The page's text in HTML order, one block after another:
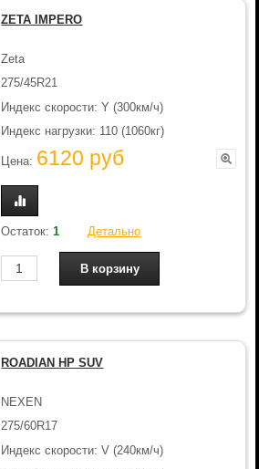
ZETA IMPERO
Zeta
275/45R21
Индекс скорости: Y (300км/ч)
Индекс нагрузки: 110 (1060кг)
Цена: 6120 руб
Остаток: 1 Детально
ROADIAN HP SUV
NEXEN
275/60R17
Индекс скорости: V (240км/ч)